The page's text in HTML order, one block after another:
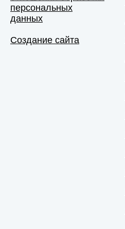
персональных
данных
Создание сайта